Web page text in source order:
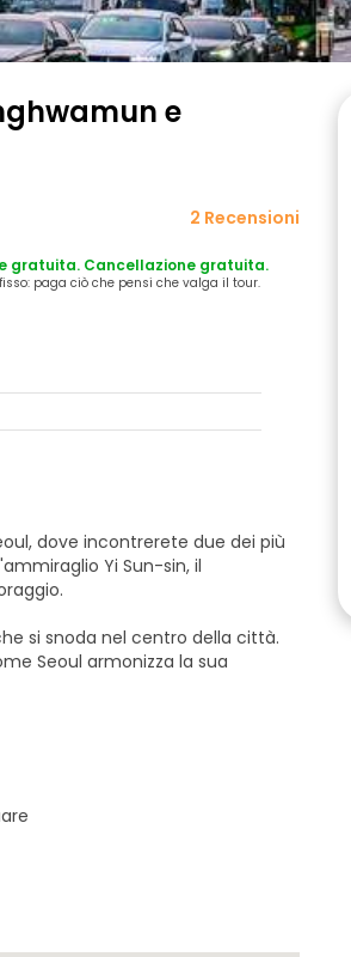
e
2 Recensioni
gratuita. Cancellazione gratuita.
paga ciò che pensi che valga il tour.
dove incontrerete due dei più
Yi Sun-sin, il
si snoda nel centro della città.
Seoul armonizza la sua
solo come una metropoli